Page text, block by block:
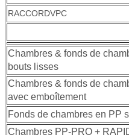
RACCORDVPC
Chambres & fonds de
bouts lisses
Chambres & fonds de
avec emboîtement
Fonds de chambres en PP
Chambres PP-PRO +